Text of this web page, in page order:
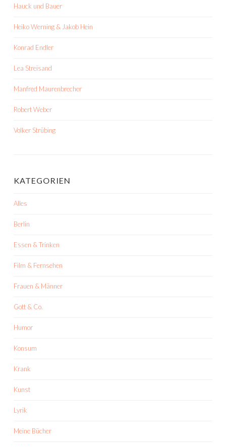
Hauck und Bauer
Heiko Werning & Jakob Hein
Konrad Endler
Lea Streisand
Manfred Maurenbrecher
Robert Weber
Volker Strübing
KATEGORIEN
Alles
Berlin
Essen & Trinken
Film & Fernsehen
Frauen & Männer
Gott & Co.
Humor
Konsum
Krank
Kunst
Lyrik
Meine Bücher